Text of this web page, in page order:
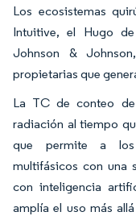
Los ecosistemas
Intuitive, el Hugo
Johnson &
propietarias que
La TC de conteo
radiación al tiempo
que permite a los
multifásicos con una
con inteligencia
amplía el uso más